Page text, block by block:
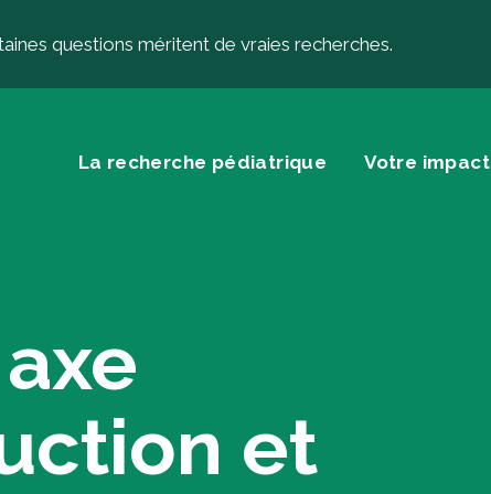
questions méritent de vraies recherches.
La recherche pédiatrique Votre impact
dons planifiés
Donner… autrement
et